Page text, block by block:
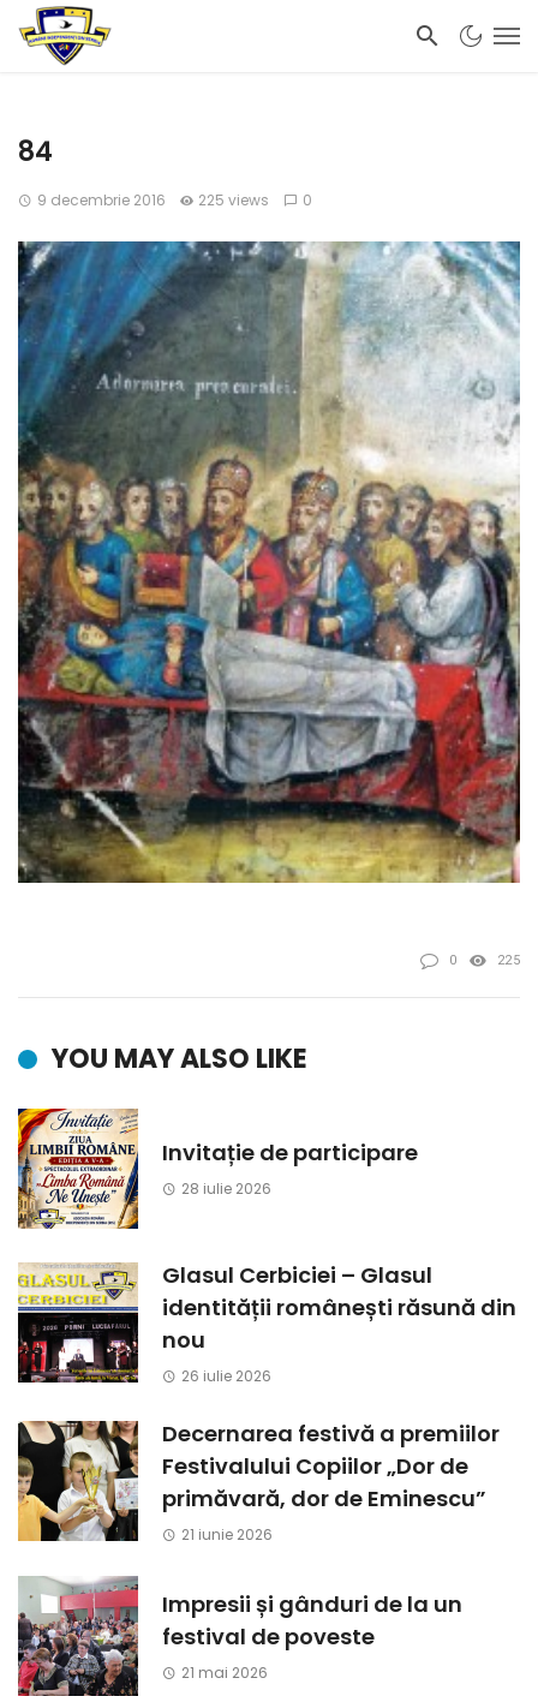
84
9 decembrie 2016 225 views 0
0 225
YOU MAY ALSO LIKE
Invitație de participare
28 iulie 2026
Glasul Cerbiciei – Glasul
identității românești răsună din
nou
26 iulie 2026
Decernarea festivă a premiilor
Festivalului Copiilor „Dor de
primăvară, dor de Eminescu”
21 iunie 2026
Impresii și gânduri de la un
festival de poveste
21 mai 2026